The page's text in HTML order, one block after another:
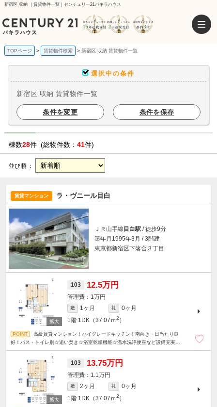
新宿区 収納 ｜賃貸物件一覧｜センチュリー21パキラハウス
TOPページ 賃貸物件検索 新宿区 収納 賃貸物件一覧
選択中の条件
新宿区 収納 賃貸物件一覧
条件を変更 条件を保存
棟数28件 (総物件数： 41件)
並び順 ：
賃貸マンション ラ・ヴニール目白
ＪＲ山手線 目白駅 / 徒歩9分
築年月1995年3月 / 3階建
東京都新宿区下落合３丁目
103 12.5万円
1万円
敷 1ヶ月 礼
0ヶ月
1階 1DK（37.07ｍ2 ）
高級賃貸マンション！ハイグレードキッチン！南向き・日当たり良
好！バス・トイレ別☆追い焚き☆浴室乾燥機能☆温水洗浄便座など設備充実で
103 13.75万円
1.1万円
敷 2ヶ月 礼
0ヶ月
1階 1DK（37.07ｍ2 ）